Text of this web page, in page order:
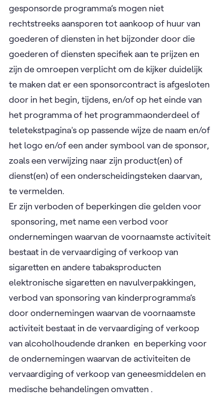
gesponsorde programma’s mogen niet
rechtstreeks aansporen tot aankoop of huur van
goederen of diensten in het bijzonder door die
goederen of diensten specifiek aan te prijzen en
zijn de omroepen verplicht om de kijker duidelijk
te maken dat er een sponsorcontract is afgesloten
door in het begin, tijdens, en/of op het einde van
het programma of het programmaonderdeel of
teletekstpagina's op passende wijze de naam en/of
het logo en/of een ander symbool van de sponsor,
zoals een verwijzing naar zijn product(en) of
dienst(en) of een onderscheidingsteken daarvan,
te vermelden.
Er zijn verboden of beperkingen die gelden voor
sponsoring, met name een verbod voor
ondernemingen waarvan de voornaamste activiteit
bestaat in de vervaardiging of verkoop van
sigaretten en andere tabaksproducten
elektronische sigaretten en navulverpakkingen,
verbod van sponsoring van kinderprogramma’s
door ondernemingen waarvan de voornaamste
activiteit bestaat in de vervaardiging of verkoop
van alcoholhoudende dranken en beperking voor
de ondernemingen waarvan de activiteiten de
vervaardiging of verkoop van geneesmiddelen en
medische behandelingen omvatten .